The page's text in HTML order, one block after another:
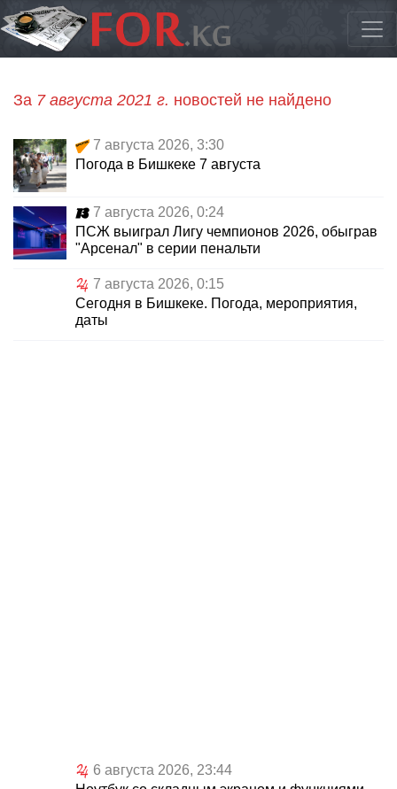
За 7 августа 2021 г. новостей не найдено
7 августа 2026, 3:30
Погода в Бишкеке 7 августа
7 августа 2026, 0:24
ПСЖ выиграл Лигу чемпионов 2026, обыграв
"Арсенал" в серии пенальти
7 августа 2026, 0:15
Сегодня в Бишкеке. Погода, мероприятия,
даты
6 августа 2026, 23:44